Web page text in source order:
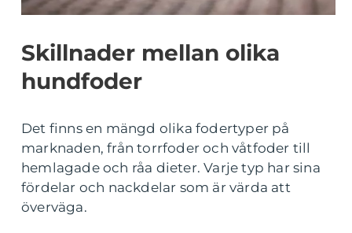
Skillnader mellan olika
hundfoder
Det finns en mängd olika fodertyper på
marknaden, från torrfoder och våtfoder till
hemlagade och råa dieter. Varje typ har sina
fördelar och nackdelar som är värda att
överväga.